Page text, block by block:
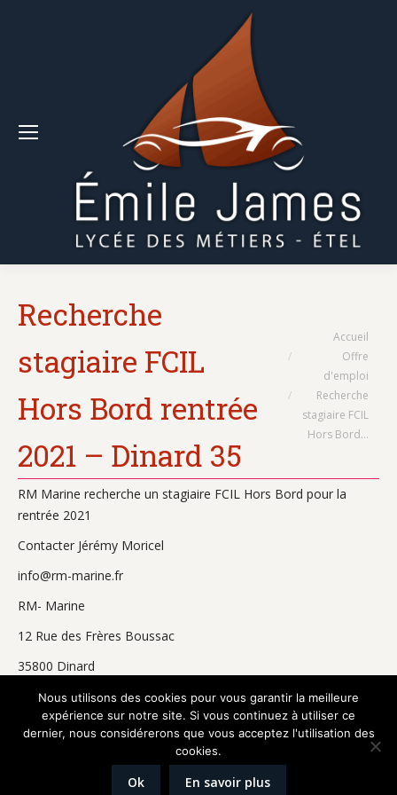
Recherche
stagiaire FCIL
Hors Bord rentrée
2021 – Dinard 35
Vous êtes ici :Accueil
Offre
d'emploi
Recherche
stagiaire FCIL
Hors Bord…
RM Marine recherche un stagiaire FCIL Hors Bord pour la
rentrée 2021
Contacter Jérémy Moricel
info@rm-marine.fr
RM- Marine
12 Rue des Frères Boussac
35800 Dinard
02 23 18 44 48
Réalisation Graphik'up
Nous utilisons des cookies pour vous garantir la meilleure
expérience sur notre site. Si vous continuez à utiliser ce
dernier, nous considérerons que vous acceptez l'utilisation des
cookies.
Ok En savoir plus